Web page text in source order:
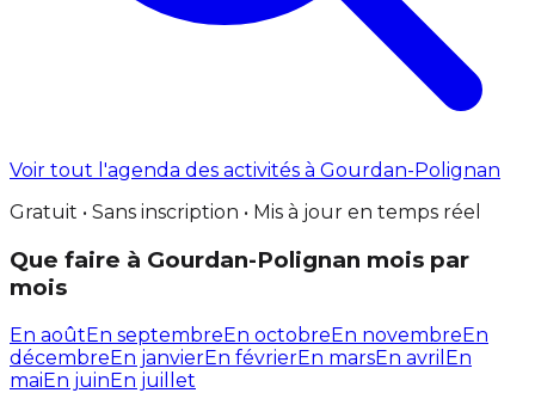
Voir tout l'agenda des activités à Gourdan-Polignan
Gratuit • Sans inscription • Mis à jour en temps réel
Que faire à Gourdan-Polignan mois par
mois
En aoûtEn septembreEn octobreEn novembreEn
décembreEn janvierEn févrierEn marsEn avril En
maiEn juinEn juillet